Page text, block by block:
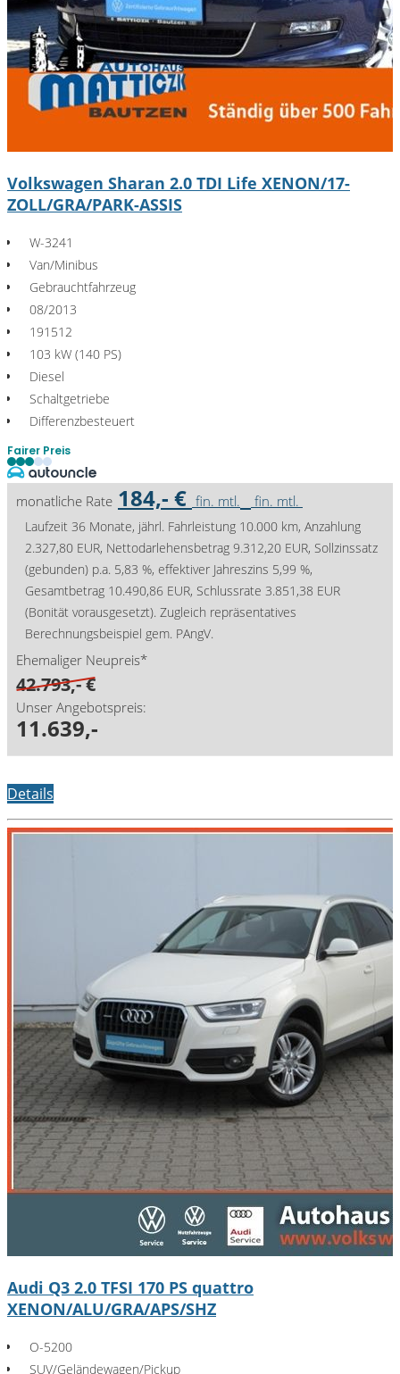
Volkswagen Sharan 2.0 TDI Life XENON/17-
ZOLL/GRA/PARK-ASSIS
W-3241
Van/Minibus
Gebrauchtfahrzeug
08/2013
191512
103 kW (140 PS)
Diesel
Schaltgetriebe
Differenzbesteuert
Fairer Preis
monatliche Rate 184,- € fin. mtl. fin. mtl.
Laufzeit 36 Monate, jährl. Fahrleistung 10.000 km, Anzahlung
2.327,80 EUR, Nettodarlehensbetrag 9.312,20 EUR, Sollzinssatz
(gebunden) p.a. 5,83 %, effektiver Jahreszins 5,99 %,
Gesamtbetrag 10.490,86 EUR, Schlussrate 3.851,38 EUR
(Bonität vorausgesetzt). Zugleich repräsentatives
Berechnungsbeispiel gem. PAngV.
Ehemaliger Neupreis*
42.793,- €
Unser Angebotspreis:
11.639,-
Details
Audi Q3 2.0 TFSI 170 PS quattro
XENON/ALU/GRA/APS/SHZ
O-5200
SUV/Geländewagen/Pickup